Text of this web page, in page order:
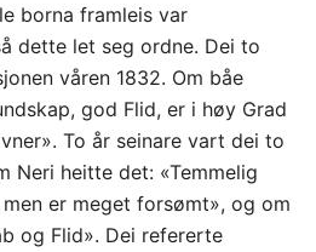
borna framleis var
dette let seg ordne. Dei to
våren 1832. Om båe
god Flid, er i høy Grad
To år seinare vart dei to
Neri heitte det: «Temmelig
er meget forsømt», og om
og Flid». Dei refererte